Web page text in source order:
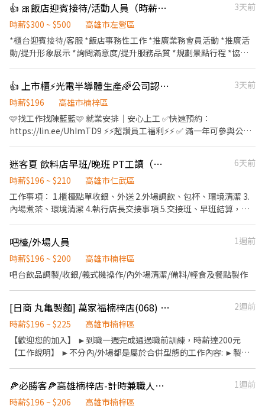
負責結帳、收銀等工作。 餐飲內場： ．擔任廚師的助手，處理烹飪
前與烹飪中之準備工作與其他餐廳相關事務。 ．負責洗、剝、削、
切各種食材。 ．負責清理工作環境、設備和餐具。 ．準備不同餐點
所需要的食材。 ．協助測量食材的容量與重量。 ．負責擺盤、打包
外帶服務。
👍 🎀飯店迎賓接待/活動人員（時薪300-500含獎金)另徵飯店優質清潔房務
3天前
時薪$300 ~ $500
高雄市左營區
*櫃台迎賓接待/客服 *飯店事務性工作 *推廣業務會員活動 *推廣活
動/提升形象展示 *詢問滿意度/提升服務品質 *規劃景點行程 *協助
👍 上市櫃⚡光電半導體生產🌈公司認股/三節/績效/年終獎金
3天前
時薪$196
高雄市楠梓區
🩷找工作找陳藍藍🩷 就業安排｜安心上工 ✅快速預約：
https://lin.ee/UhImTD9 ⚡⚡超讚員工福利⚡⚡ ✅ 滿一年可參與公司
金（點數） 1. 5/1勞動節 1000點 2. 生日2000點 3. 端午節2000點 4.
中秋節2000點 5. 春節開工紅包3000點 ✅ 每年額外7天帶薪假
╭───⚡工作地點⚡───╮ 高雄市楠梓區內環北路
╰─────────────╯ ⚡工作內容 產品測試、組裝、包
➋ 常夜班：20:00-05:00 薪資：$38500 配合加班約$48,000 ✅另加
績效獎金$0-$6,000 【做二休二】 ➊ 日班：08 00-20:00 薪資：
20:00-08:00 薪資：$38,900 配合加班約$52,000 ✅另加績效獎金
$0-$6,000 💫💫💫員工福利💫💫💫 ✅ 休假制度：做二休二 ✅ 保險與
保障： 勞健保、勞退提撥、團體保險 ✅ 滿一年可參與公司認股 ✅
各式獎金： • 年終獎金 • 三節禮金 • 生日福利 • 生育獎勵金6萬
• 育兒津貼$5000/月 • 旅遊津貼$12,000 • 各類補助金 • 年度體
檢 ✅ 付費停車位 ✅ 餐費補貼$80元/天 ✅ 每年7天帶薪假
╭────⚡應徵方式⚡────╮ 聯絡 陳小姐✨ 預約面試： 應徵
預約請點選加入➡️ https://lin.ee/UhImTD9 • 📞 電話： 0911-
563-123 • 📲 𝐋𝐈𝐍𝐄： 搜尋帳號 @252fmefb
迷客夏 飲料店早班/晚班 PT工讀（彈性排班）
6天前
時薪$196 ~ $210
高雄市仁武區
工作事項： 1.櫃檯點單收銀、外送 2.外場調飲、包杯、環境清潔 3.
內場煮茶、環境清潔 4.執行店長交接事項 5.交接班、早班結算，晚
表彈性調整） ！！！非誠勿試！！！ 🔅員工福利： 1.國定假日薪資
double 2. 投保勞保、健保 3.不定期員工聚餐 4.員工折扣 5. 上班期間
單茶皆可無限暢飲 （代訓期間，115年基本工資196/小時） 升遷管
道透明化，畢業可轉正 歡迎 充滿熱情、活力、負責任的你，加入我
吧檯/外場人員
1週前
時薪$196 ~ $200
高雄市楠梓區
吧台飲品調製/收銀/義式機操作/內外場清潔/備料/輕食及餐點製作
[日商 丸亀製麵] 萬家福楠梓店(068) -長期兼職夥伴/工讀生/彈性排班
2週前
時薪$196 ~ $225
高雄市楠梓區
【歡迎您的加入】 ►到職一週完成通過職前訓練，時薪達200元
【工作說明】 ►不分內/外場都是屬於合併型態的工作內容: ►製
08:30-23:00（面試時請於主管確認排班時間） 【薪資福利】 1. 提
供員工餐 2. 國定假日雙倍薪 3. 提供優秀同仁績效獎金 4. 久任獎金 5.
🍕必勝客🍕高雄楠梓店-計時兼職人員-★彈性周排班★-"$196起-另享外送獎金
1週前
時薪$196 ~ $206
高雄市楠梓區